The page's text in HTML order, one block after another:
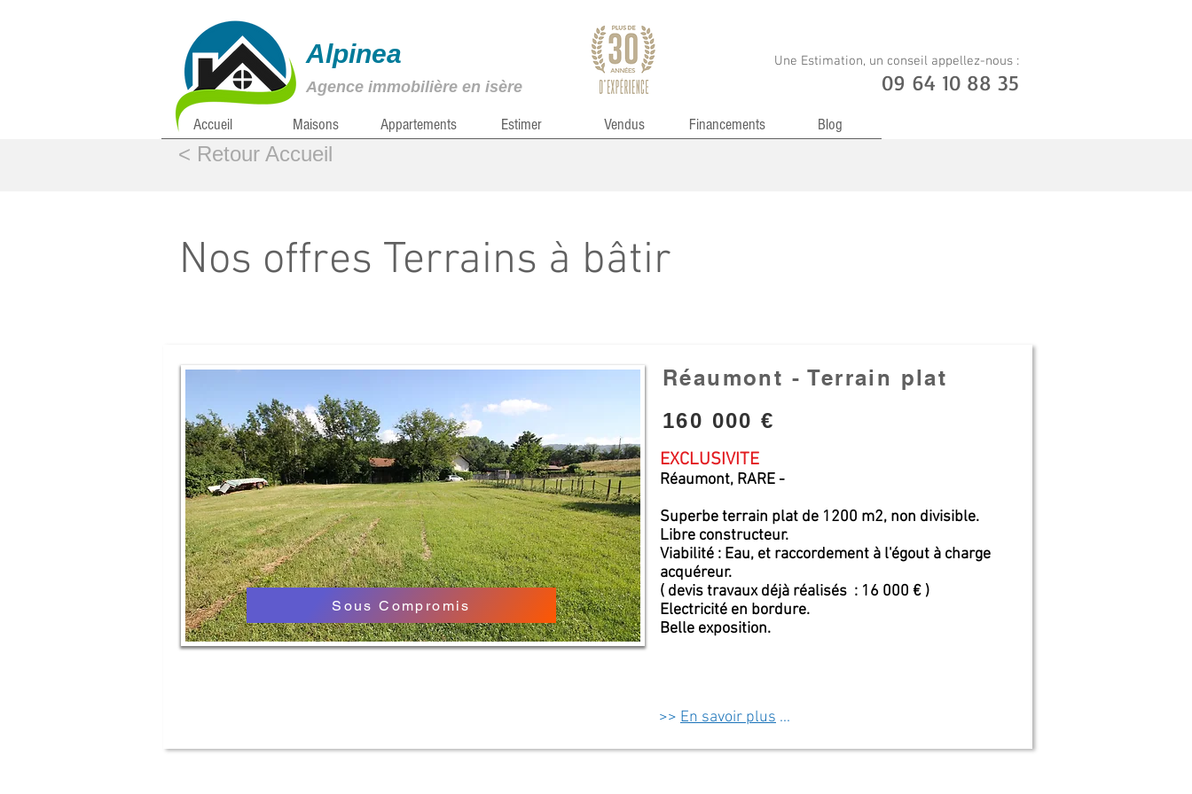
Agence immobilière en isère
Alpinea
< Retour Accueil
Accueil Maisons Appartements Estimer Vendus Financements Blog
Une Estimation, un conseil appellez-nous :
09 64 10 88 35
Nos offres Terrains à bâtir
Sous Compromis
Réaumont - Terrain plat
160 000 €
EXCLUSIVITE
Réaumont, RARE -
Superbe terrain plat de 1200 m2, non divisible.
Libre constructeur.
Viabilité : Eau, et raccordement à l'égout à charge
acquéreur.
( devis travaux déjà réalisés : 16 000 € )
Electricité en bordure.
Belle exposition.
>> En savoir plus ...